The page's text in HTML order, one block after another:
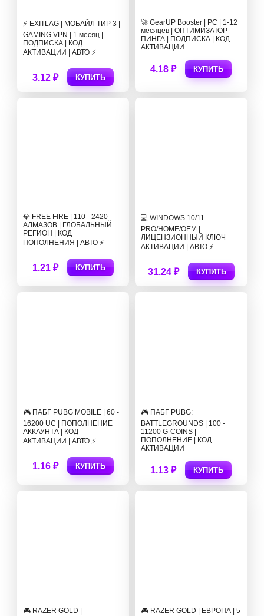
⚡ EXITLAG | МОБАЙЛ ТИР 3 |
GAMING VPN | 1 месяц |
ПОДПИСКА | КОД
АКТИВАЦИИ | АВТО ⚡
3.12 ₽ КУПИТЬ
🚀 GearUP Booster | PC | 1-12
месяцев | ОПТИМИЗАТОР
ПИНГА | ПОДПИСКА | КОД
АКТИВАЦИИ
4.18 ₽ КУПИТЬ
💎 FREE FIRE | 110 - 2420
АЛМАЗОВ | ГЛОБАЛЬНЫЙ
РЕГИОН | КОД
ПОПОЛНЕНИЯ | АВТО ⚡
1.21 ₽ КУПИТЬ
💻 WINDOWS 10/11
PRO/HOME/OEM |
ЛИЦЕНЗИОННЫЙ КЛЮЧ
АКТИВАЦИИ | АВТО ⚡
31.24 ₽ КУПИТЬ
🎮 ПАБГ PUBG MOBILE | 60 -
16200 UC | ПОПОЛНЕНИЕ
АККАУНТА | КОД
АКТИВАЦИИ | АВТО ⚡
1.16 ₽ КУПИТЬ
🎮 ПАБГ PUBG:
BATTLEGROUNDS | 100 -
11200 G-COINS |
ПОПОЛНЕНИЕ | КОД
АКТИВАЦИИ
1.13 ₽ КУПИТЬ
🎮 RAZER GOLD | 🎮 RAZER GOLD | ЕВРОПА | 5